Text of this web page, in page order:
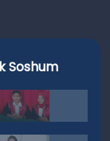
Soshum